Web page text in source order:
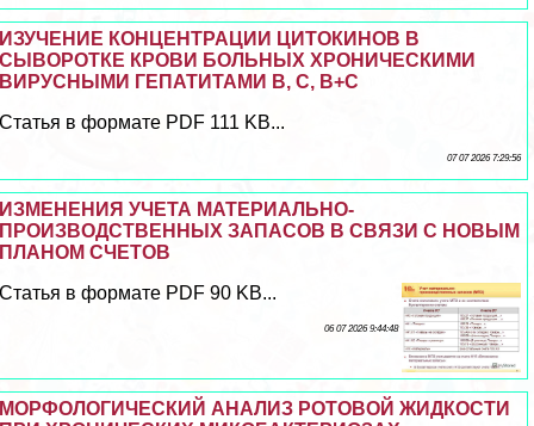
ИЗУЧЕНИЕ КОНЦЕНТРАЦИИ ЦИТОКИНОВ В
СЫВОРОТКЕ КРОВИ БОЛЬНЫХ ХРОНИЧЕСКИМИ
ВИРУСНЫМИ ГЕПАТИТАМИ В, С, В+С
Статья в формате PDF 111 KB...
07 07 2026 7:29:56
ИЗМЕНЕНИЯ УЧЕТА МАТЕРИАЛЬНО-
ПРОИЗВОДСТВЕННЫХ ЗАПАСОВ В СВЯЗИ С НОВЫМ
ПЛАНОМ СЧЕТОВ
Статья в формате PDF 90 KB...
06 07 2026 9:44:48
МОРФОЛОГИЧЕСКИЙ АНАЛИЗ РОТОВОЙ ЖИДКОСТИ